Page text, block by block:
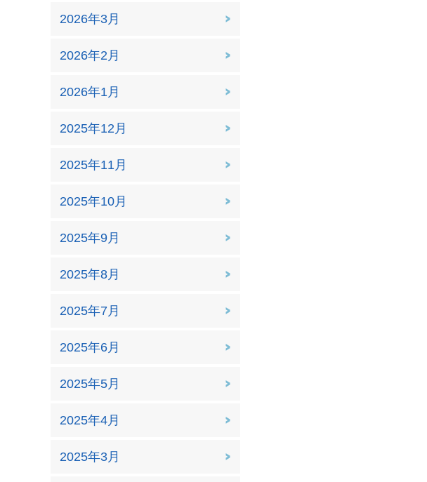
2026年3月
2026年2月
2026年1月
2025年12月
2025年11月
2025年10月
2025年9月
2025年8月
2025年7月
2025年6月
2025年5月
2025年4月
2025年3月